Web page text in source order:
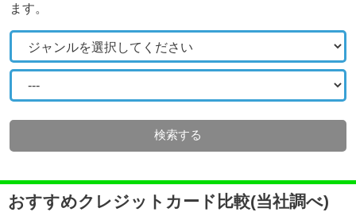
ます。
検索する
おすすめクレジットカード比較(当社調べ)